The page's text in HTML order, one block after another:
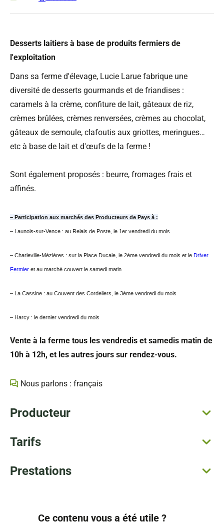
Desserts laitiers à base de produits fermiers de
l'exploitation
Dans sa ferme d'élevage, Lucie Larue fabrique une
diversité de desserts gourmands et de friandises :
caramels à la crème, confiture de lait, gâteaux de riz,
crèmes brûlées, crèmes renversées, crèmes au chocolat,
gâteaux de semoule, clafoutis aux griottes, meringues…
etc à base de lait et d'œufs de la ferme !
Sont également proposés : beurre, fromages frais et
affinés.
– Participation aux marchés des Producteurs de Pays à :
– Launois-sur-Vence : au Relais de Poste, le 1er vendredi du mois
– Charleville-Mézières : sur la Place Ducale, le 2ème vendredi du mois et le Driver
Fermier et au marché couvert le samedi matin
– La Cassine : au Couvent des Cordeliers, le 3ème vendredi du mois
– Harcy : le dernier vendredi du mois
Vente à la ferme tous les vendredis et samedis matin de
10h à 12h, et les autres jours sur rendez-vous.
Nous parlons : français
Producteur
Tarifs
Prestations
Ce contenu vous a été utile ?